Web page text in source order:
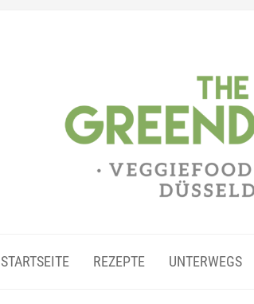
STARTSEITE REZEPTE UNTERWEGS